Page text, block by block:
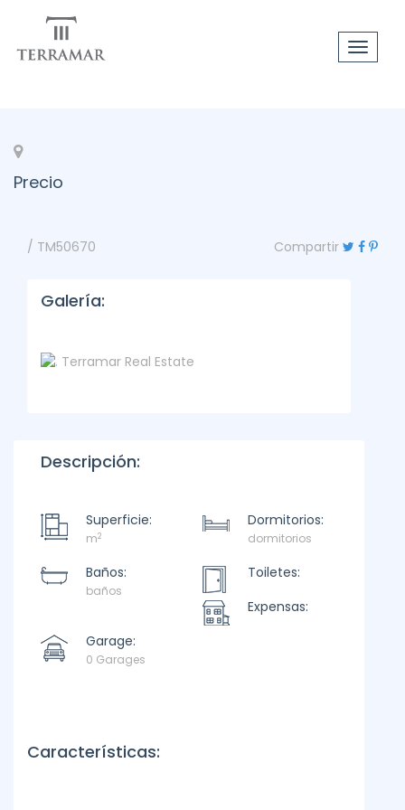
Toggle
Precio
/ TM50670 Compartir
Galería:
Descripción:
Superficie:
m2
Dormitorios:
dormitorios
Baños:
baños
Toiletes:
Expensas:
Garage:
0 Garages
Características: